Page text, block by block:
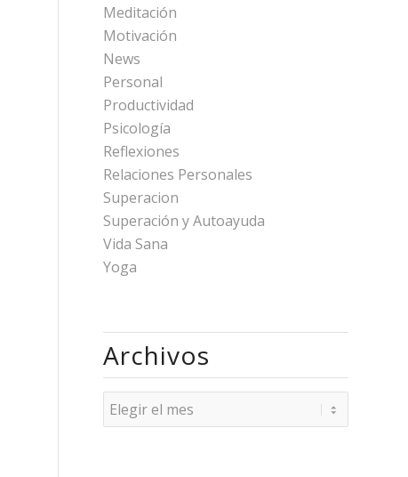
Meditación
Motivación
News
Personal
Productividad
Psicología
Reflexiones
Relaciones Personales
Superacion
Superación y Autoayuda
Vida Sana
Yoga
Archivos